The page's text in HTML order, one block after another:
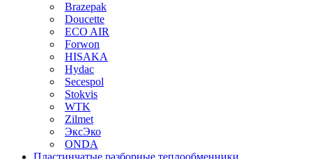
Brazepak
Doucette
ECO AIR
Forwon
HISAKA
Hydac
Secespol
Stokvis
WTK
Zilmet
ЭксЭко
ONDA
Пластинчатые разборные теплообменники